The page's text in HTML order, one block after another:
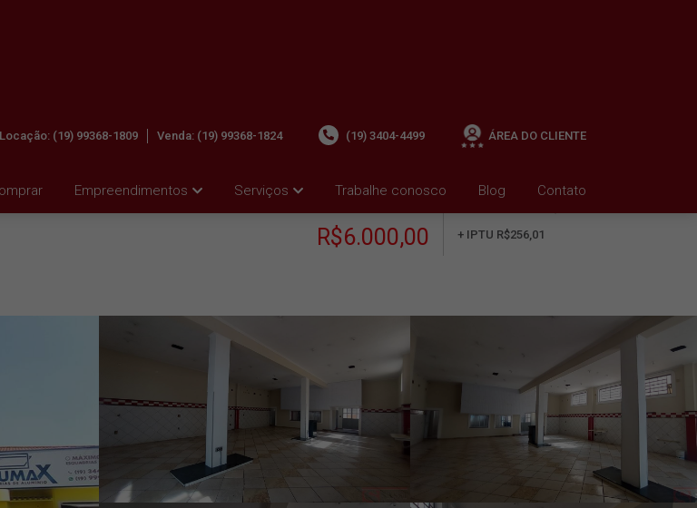
Empreendimentos Serviços Trabalhe conosco Blog Contato
Locação: (19) 99368-1809 Venda: (19) 99368-1824 (19) 3404-4499 ÁREA DO CLIENTE
R$6.000,00
+ IPTU R$256,01